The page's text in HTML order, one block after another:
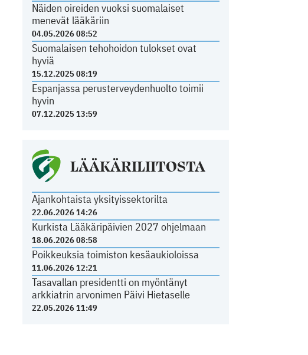
Näiden oireiden vuoksi suomalaiset
menevät lääkäriin
04.05.2026 08:52
Suomalaisen tehohoidon tulokset ovat
hyviä
15.12.2025 08:19
Espanjassa perusterveydenhuolto toimii
hyvin
07.12.2025 13:59
LÄÄKÄRILIITOSTA
Ajankohtaista yksityissektorilta
22.06.2026 14:26
Kurkista Lääkäripäivien 2027 ohjelmaan
18.06.2026 08:58
Poikkeuksia toimiston kesäaukioloissa
11.06.2026 12:21
Tasavallan presidentti on myöntänyt
arkkiatrin arvonimen Päivi Hietaselle
22.05.2026 11:49